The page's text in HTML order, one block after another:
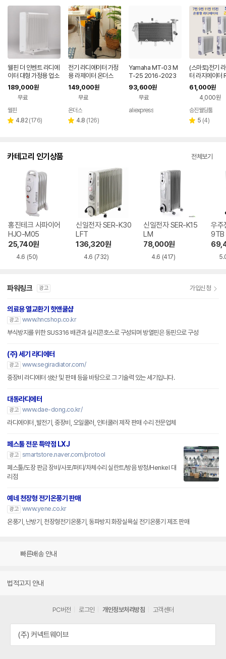
웰핀 더 인벤트 라디에
이터 대형 가정용 업소
용 15핀 퓨어화이트
189,000원
무료
웰핀
별 4.82 리
(176)
전기 라디에이터 가정
용 라제이터 온더스
149,000원
무료
온더스
별 4.8 리
(126)
Yamaha MT-03 M
T-25 2016-2023
오토바이용 라디에이
터 엔진 쿨러 냉각
93,600원
무료
aliexpress
(스마토)전기
터 라지에이터
T 타이머 온풍
따뜻
61,000원
4,000원
승진웰딩툴
별 5 리
(4)
카테고리 인기상품 전체보기
홍진테크 사파이어
HJO-M05
25,740원
4.6 (50)
신일전자 SER-K30
LFT
136,320원
4.6 (732)
신일전자 SER-K15
LM
78,000원
4.6 (417)
우주
9TB
파워링크 광고 가입신청
의료용 열교환기 핫앤쿨샵
광고 www.hncshop.co.kr
부식방지를 위한 SUS316 배관과 실리콘호스로 구성되며 방열핀은 동핀으로 구성
(주) 세기 라디에터
광고 www.segiradiator.com/
중장비 라디에터 생산 및 판매 등을 바탕으로 그 기술력 있는 세기입니다.
대동라디에터
광고 www.dae-dong.co.kr/
라디에이터 ,발전기, 중장비, 오일쿨러, 인터쿨러 제작 판매 수리 전문업체
페스툴 전문 특약점 LXJ
광고 smartstore.naver.com/protool
페스툴/도장 판금 장비/사포/퍼티/차체수리 실란트/방음 방청/Henkel 대
리점
예네 천장형 전기온풍기 판매
광고 www.yene.co.kr
온풍기, 난방기, 천장형전기온풍기, 동파방지 화장실욕실 전기온풍기 제조 판매
빠른배송 안내
법적고지 안내
PC버전 로그인 개인정보처리방침 고객센터
(주) 커넥트웨이브